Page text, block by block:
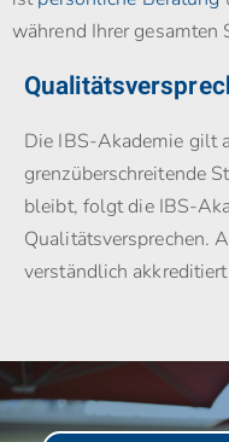
während Ihrer gesamten
Die IBS-Akademie gilt
grenzüberschreitende
bleibt, folgt die IBS-
Qualitätsversprechen.
verständlich